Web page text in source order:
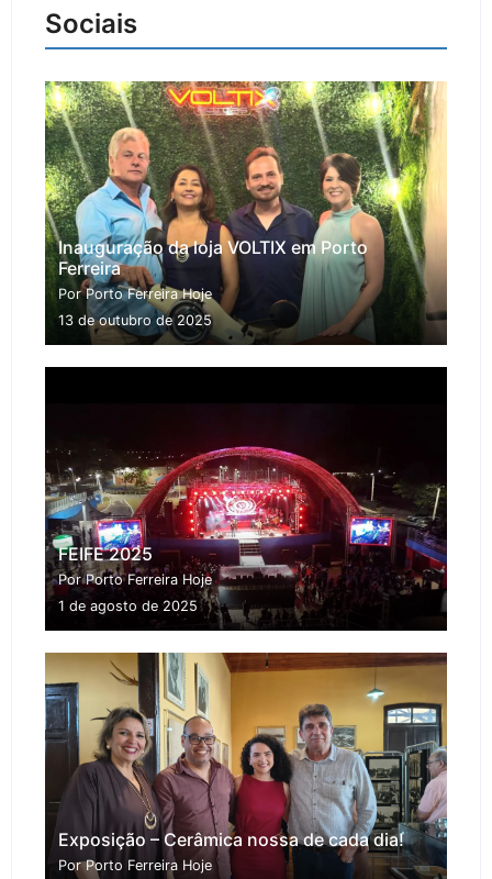
Sociais
Inauguração da loja VOLTIX em Porto
Ferreira
Por Porto Ferreira Hoje
13 de outubro de 2025
FEIFE 2025
Por Porto Ferreira Hoje
1 de agosto de 2025
Exposição – Cerâmica nossa de cada dia!
Por Porto Ferreira Hoje